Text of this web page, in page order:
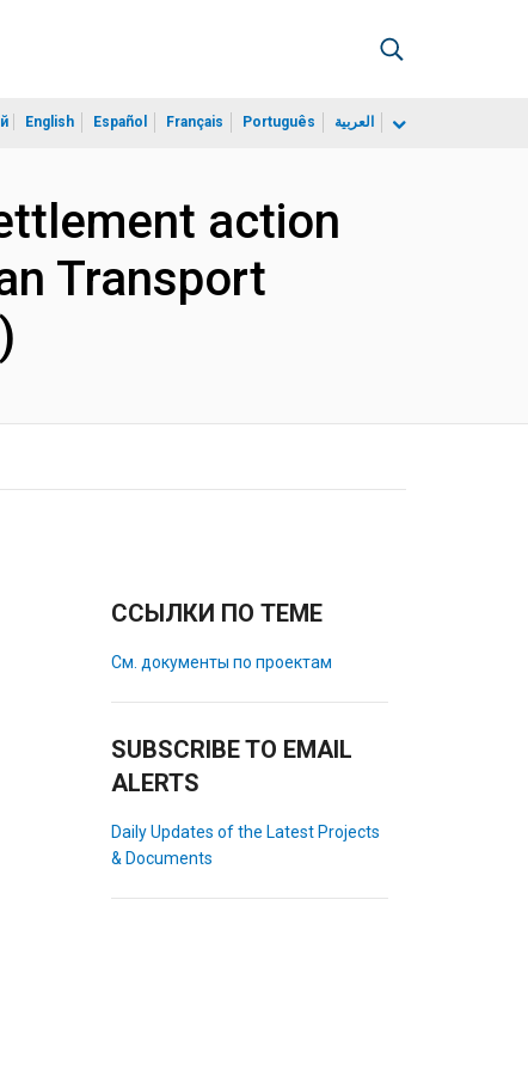
English Español Français Português العربية
action
Transport
ССЫЛКИ ПО ТЕМЕ
См. документы по проектам
SUBSCRIBE TO EMAIL
ALERTS
Daily Updates of the Latest Projects
& Documents